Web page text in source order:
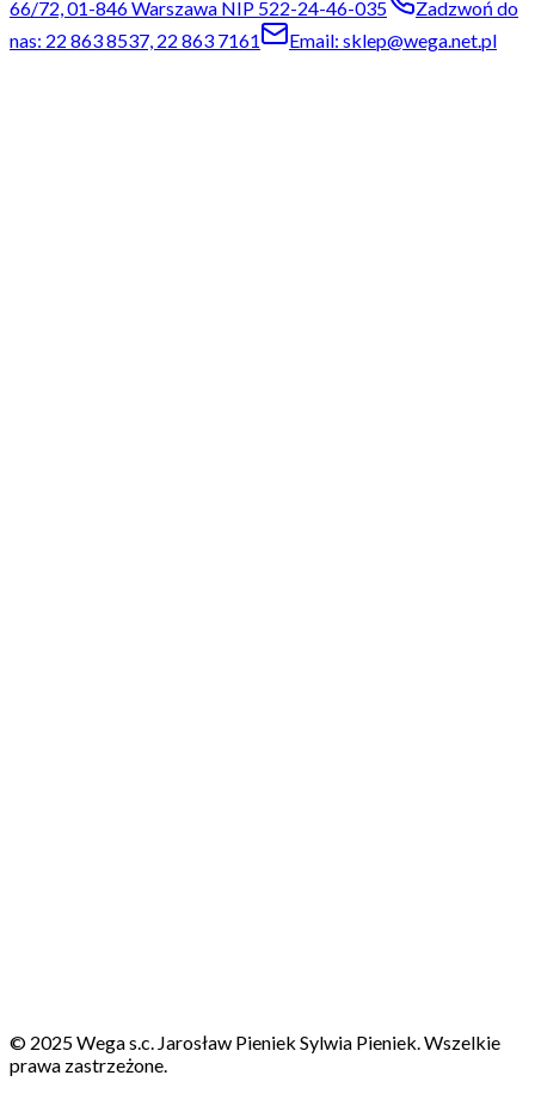
66/72, 01-846 Warszawa NIP 522-24-46-035
Zadzwoń do
nas: 22 863 8537, 22 863 7161
Email: sklep@wega.net.pl
© 2025 Wega s.c. Jarosław Pieniek Sylwia Pieniek. Wszelkie
prawa zastrzeżone.